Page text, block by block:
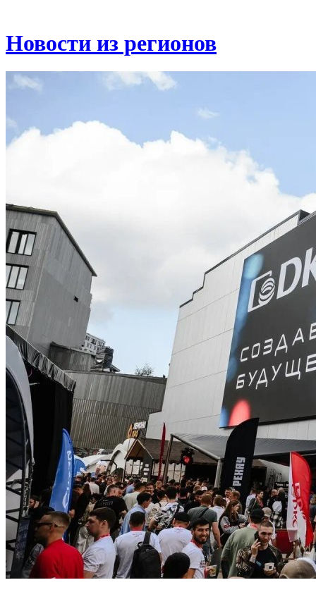
Новости из регионов